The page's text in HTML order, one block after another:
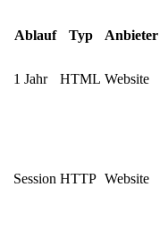
Ablauf Typ Anbieter
1 Jahr HTML Website
Session HTTP Website